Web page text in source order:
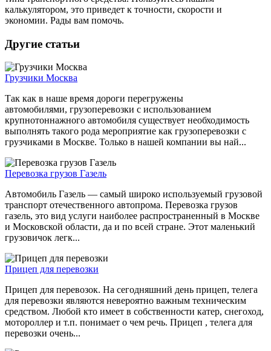
калькулятором, это приведет к точности, скорости и
экономии. Рады вам помочь.
Другие статьи
Грузчики Москва
Так как в наше время дороги перегружены
автомобилями, грузоперевозки с использованием
крупнотоннажного автомобиля существует необходимость
выполнять такого рода мероприятие как грузоперевозки с
грузчиками в Москве. Только в нашей компании вы най...
Перевозка грузов Газель
Автомобиль Газель — самый широко используемый грузовой
транспорт отечественного автопрома. Перевозка грузов
газель, это вид услуги наиболее распространенный в Москве
и Московской области, да и по всей стране. Этот маленький
грузовичок легк...
Прицеп для перевозки
Прицеп для перевозок. На сегодняшний день прицеп, телега
для перевозки являются невероятно важным техническим
средством. Любой кто имеет в собственности катер, снегоход,
мотороллер и т.п. понимает о чем речь. Прицеп , телега для
перевозки очень...